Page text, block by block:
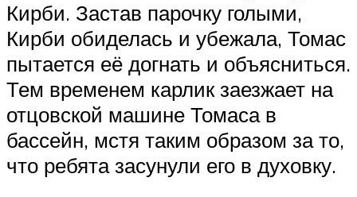
Кирби. Застав парочку голыми,
Кирби обиделась и убежала, Томас
пытается её догнать и объясниться.
Тем временем карлик заезжает на
отцовской машине Томаса в
бассейн, мстя таким образом за то,
что ребята засунули его в духовку.